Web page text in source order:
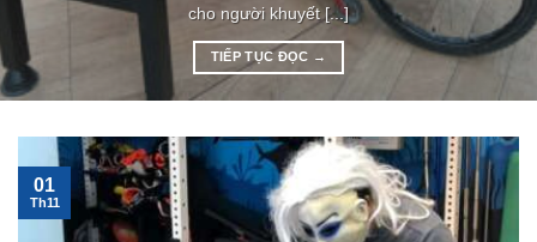
cho người khuyết [...]
TIẾP TỤC ĐỌC →
01
Th11